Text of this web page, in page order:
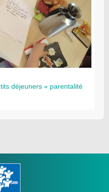
déjeuners « parentalité